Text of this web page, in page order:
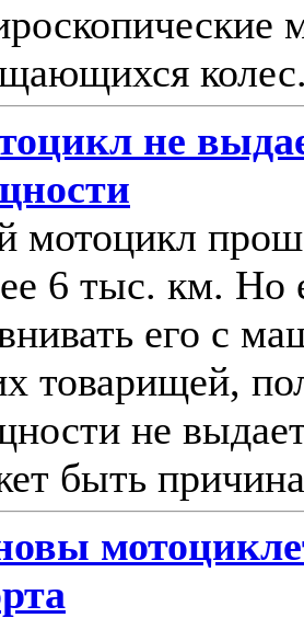
не
мотоцикл
6 тыс. км. Но
его с
товарищей,
не
быть